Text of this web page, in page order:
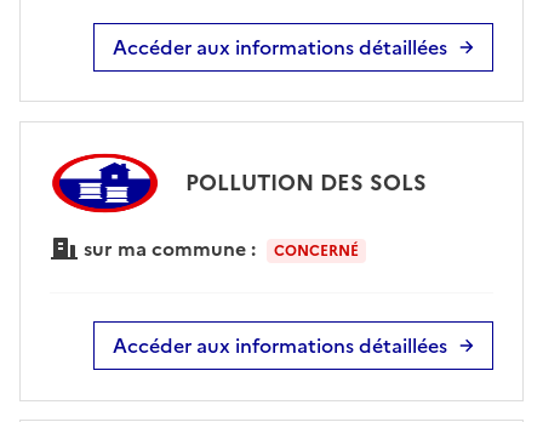
Accéder aux informations détaillées
POLLUTION DES SOLS
sur ma commune : CONCERNÉ
Accéder aux informations détaillées